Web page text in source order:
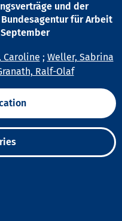
und der
für Arbeit
Caroline ; Weller, Sabrina
Ralf-Olaf